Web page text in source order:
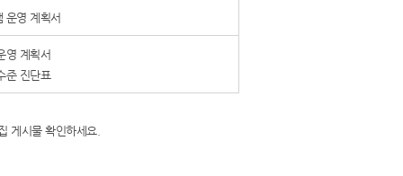
운영 계획서
영 계획서
준 진단표
게시물 확인하세요.